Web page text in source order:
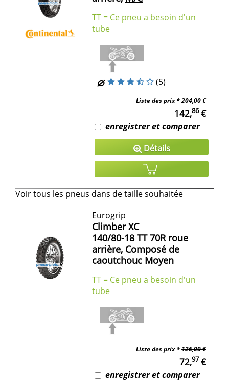
TT = Ce pneu a besoin d'un
tube
(5)
Liste des prix *204,00 €
142,86€
enregistrer et comparer
Détails
Voir tous les pneus dans de taille souhaitée
Eurogrip
Climber XC
140/80-18 TT70R roue
arrière, Composé de
caoutchouc Moyen
TT = Ce pneu a besoin d'un
tube
Liste des prix *126,00 €
72,97 €
enregistrer et comparer